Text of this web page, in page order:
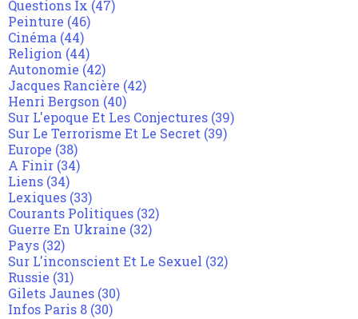
Questions Ix (47)
Peinture (46)
Cinéma (44)
Religion (44)
Autonomie (42)
Jacques Rancière (42)
Henri Bergson (40)
Sur L'epoque Et Les Conjectures (39)
Sur Le Terrorisme Et Le Secret (39)
Europe (38)
A Finir (34)
Liens (34)
Lexiques (33)
Courants Politiques (32)
Guerre En Ukraine (32)
Pays (32)
Sur L'inconscient Et Le Sexuel (32)
Russie (31)
Gilets Jaunes (30)
Infos Paris 8 (30)